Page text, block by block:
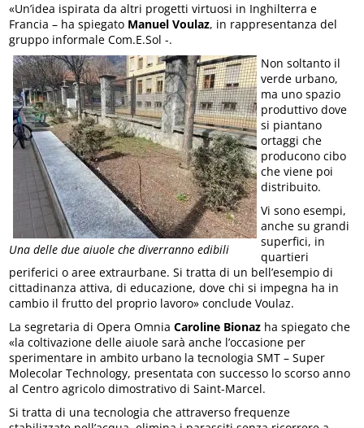
«Un’idea ispirata da altri progetti virtuosi in Inghilterra e
Francia – ha spiegato Manuel Voulaz, in rappresentanza del
gruppo informale Com.E.Sol -.
Una delle due aiuole che diverranno edibili
Non soltanto il
verde urbano,
ma uno spazio
produttivo dove
si piantano
ortaggi che
producono cibo
che viene poi
distribuito.
Vi sono esempi,
anche su grandi
superfici, in
quartieri
periferici o aree extraurbane. Si tratta di un bell’esempio di
cittadinanza attiva, di educazione, dove chi si impegna ha in
cambio il frutto del proprio lavoro» conclude Voulaz.
La segretaria di Opera OmniaCaroline Bionaz ha spiegato che
«la coltivazione delle aiuole sarà anche l’occasione per
sperimentare in ambito urbano la tecnologia SMT – Super
Molecolar Technology, presentata con successo lo scorso anno
al Centro agricolo dimostrativo di Saint-Marcel.
Si tratta di una tecnologia che attraverso frequenze